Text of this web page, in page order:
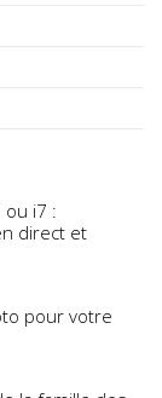
i7 :
direct et
pour votre